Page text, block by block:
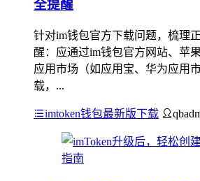
全提醒
针对im钱包官方下载问题，梳理
醒：应通过im钱包官方网站、苹
应用市场（如应用宝、华为应用
载，...
imtoken钱包最新版下载